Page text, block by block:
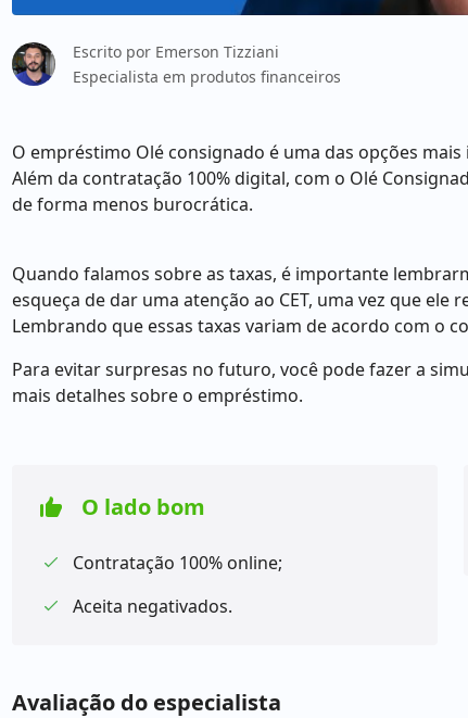
Escrito por Emerson Tizziani
Especialista em produtos financeiros
O empréstimo Olé consignado é uma das opções
Além da contratação 100% digital, com o Olé
de forma menos burocrática.
Quando falamos sobre as taxas, é importante
esqueça de dar uma atenção ao CET, uma vez que
Lembrando que essas taxas variam de acordo com o
Para evitar surpresas no futuro, você pode fazer a
mais detalhes sobre o empréstimo.
O lado bom
Contratação 100% online;
Aceita negativados.
Avaliação do especialista